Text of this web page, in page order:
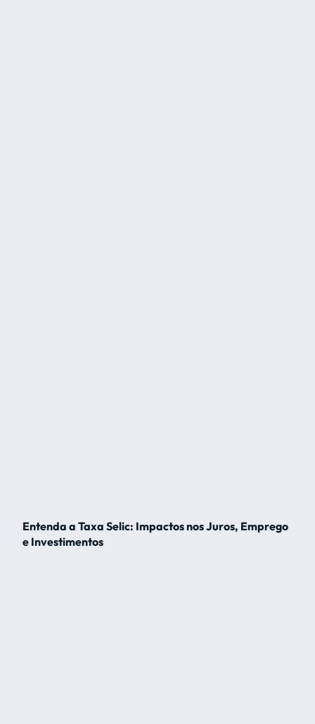
Entenda a Taxa Selic: Impactos nos Juros, Emprego
e Investimentos